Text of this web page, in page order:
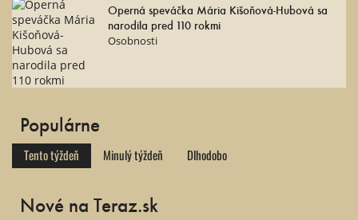
Operná speváčka Mária Kišoňová-Hubová sa
narodila pred 110 rokmi
Osobnosti
Populárne
Tento týždeň Minulý týždeň Dlhodobo
Nové na Teraz.sk